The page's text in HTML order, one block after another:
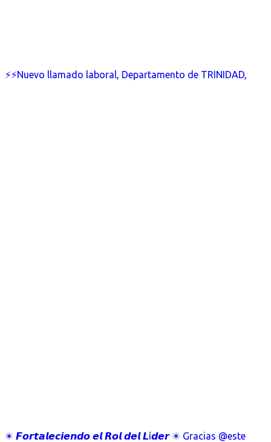
⚡⚡Nuevo llamado laboral, Departamento de TRINIDAD,
✴️ 𝙁𝙤𝙧𝙩𝙖𝙡𝙚𝙘𝙞𝙚𝙣𝙙𝙤 𝙚𝙡 𝙍𝙤𝙡 𝙙𝙚𝙡 𝙇í𝙙𝙚𝙧 ✴️ Gracias @este